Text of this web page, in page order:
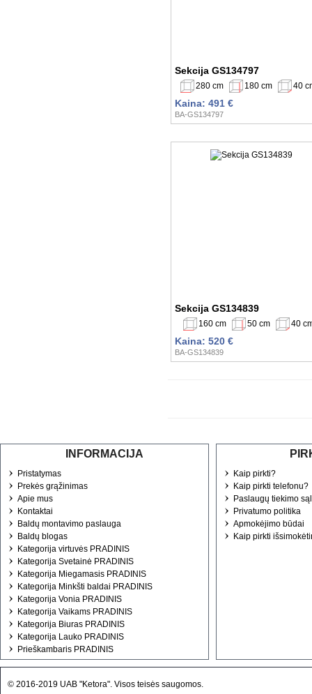
Sekcija GS134797
280 cm 180 cm 40
Kaina: 491 €
BA-GS134797
Sekcija GS134839
160 cm 50 cm 40
Kaina: 520 €
BA-GS134839
INFORMACIJA
Pristatymas
Prekės grąžinimas
Apie mus
Kontaktai
Baldų montavimo paslauga
Baldų blogas
Kategorija virtuvės PRADINIS
Kategorija Svetainė PRADINIS
Kategorija Miegamasis PRADINIS
Kategorija Minkšti baldai PRADINIS
Kategorija Vonia PRADINIS
Kategorija Vaikams PRADINIS
Kategorija Biuras PRADINIS
Kategorija Lauko PRADINIS
Prieškambaris PRADINIS
Kaip pirkti?
Kaip pirkti telefonu?
Paslaugų tiekimo
Privatumo politika
Apmokėjimo būdai
Kaip pirkti
© 2016-2019 UAB "Ketora". Visos teisės saugomos.